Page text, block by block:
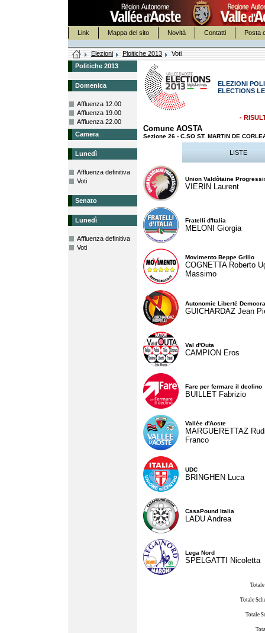
Link Mappa del sito Novità Contatti Posta
Elezioni Ploitiche 2013
Voti
Politiche 2013
Domenica
Affluenza 12.00
Affluenza 19.00
Affluenza 22.00
Camera
Lunedì
Affluenza definitiva
Voti
Senato
Lunedì
Affluenza definitiva
Voti
ELEZIONI
ELECTIONS
-
Comune AOSTA
Sezione 26 - C.SO ST. MARTIN DE
LISTE
Union Valdôtaine
VIERIN Laurent
Fratelli d'Italia
MELONI Giorgia
Movimento Beppe Grillo
COGNETTA Roberto
Massimo
Autonomie Liberté
GUICHARDAZ Jean
Val d'Outa
CAMPION Eros
Fare per fermare il declino
BUILLET Fabrizio
Vallée d'Aoste
MARGUERETTAZ
Franco
UDC
BRINGHEN Luca
CasaPound Italia
LADU Andrea
Lega Nord
SPELGATTI Nicoletta
Totale
Totale